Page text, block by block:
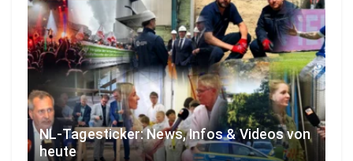
NL-Tagesticker: News, Infos & Videos von
heute